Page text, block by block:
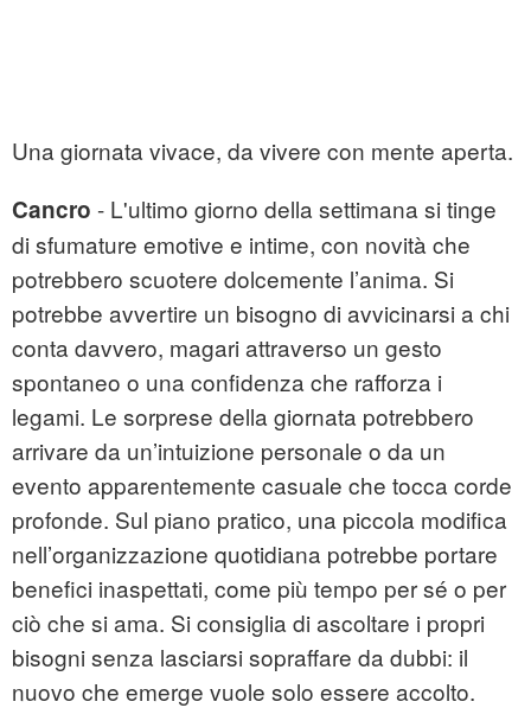
Una giornata vivace, da vivere con mente aperta.
Cancro - L'ultimo giorno della settimana si tinge
di sfumature emotive e intime, con novità che
potrebbero scuotere dolcemente l’anima. Si
potrebbe avvertire un bisogno di avvicinarsi a chi
conta davvero, magari attraverso un gesto
spontaneo o una confidenza che rafforza i
legami. Le sorprese della giornata potrebbero
arrivare da un’intuizione personale o da un
evento apparentemente casuale che tocca corde
profonde. Sul piano pratico, una piccola modifica
nell’organizzazione quotidiana potrebbe portare
benefici inaspettati, come più tempo per sé o per
ciò che si ama. Si consiglia di ascoltare i propri
bisogni senza lasciarsi sopraffare da dubbi: il
nuovo che emerge vuole solo essere accolto.